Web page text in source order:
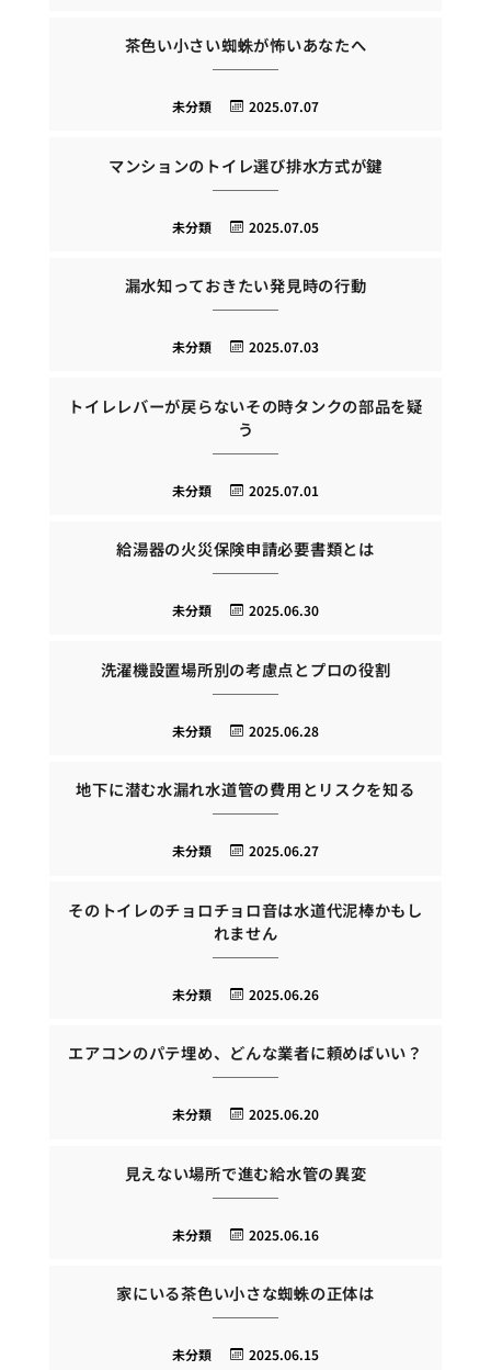
茶色い小さい蜘蛛が怖いあなたへ
2025.07.07
未分類
マンションのトイレ選び排水方式が鍵
2025.07.05
未分類
漏水知っておきたい発見時の行動
2025.07.03
未分類
トイレレバーが戻らないその時タンクの部品を疑
う
2025.07.01
未分類
給湯器の火災保険申請必要書類とは
2025.06.30
未分類
洗濯機設置場所別の考慮点とプロの役割
2025.06.28
未分類
地下に潜む水漏れ水道管の費用とリスクを知る
2025.06.27
未分類
そのトイレのチョロチョロ音は水道代泥棒かもし
れません
2025.06.26
未分類
エアコンのパテ埋め、どんな業者に頼めばいい？
2025.06.20
未分類
見えない場所で進む給水管の異変
2025.06.16
未分類
家にいる茶色い小さな蜘蛛の正体は
2025.06.15
未分類